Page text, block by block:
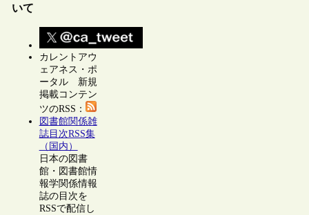
いて
カレントアウ
ェアネス・ポ
ータル 新規
掲載コンテン
ツのRSS：
図書館関係雑
誌目次RSS集
（国内）
日本の図書
館・図書館情
報学関係情報
誌の目次を
RSSで配信し